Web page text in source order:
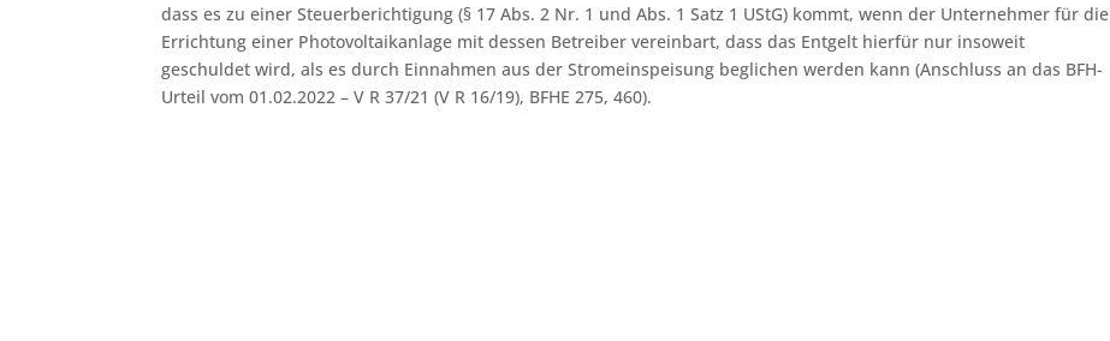
dass es zu einer Steuerberichtigung (§ 17 Abs. 2 Nr. 1 und Abs. 1 Satz 1 UStG) kommt, wenn der Unternehmer für die
Errichtung einer Photovoltaikanlage mit dessen Betreiber vereinbart, dass das Entgelt hierfür nur insoweit
geschuldet wird, als es durch Einnahmen aus der Stromeinspeisung beglichen werden kann (Anschluss an das BFH-
Urteil vom 01.02.2022 – V R 37/21 (V R 16/19), BFHE 275, 460).